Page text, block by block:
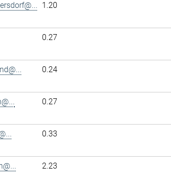
1.20
0.27
0.24
0.27
0.33
2.23